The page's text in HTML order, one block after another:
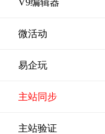
V9编辑器
微活动
易企玩
主站同步
主站验证